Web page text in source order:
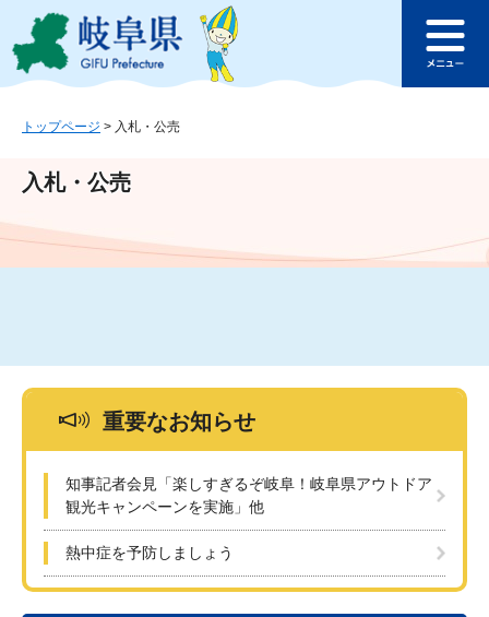
ジ
ュ
文
このページの本文へ
ュ
トップページ > 入札・公売
入札・公売
重要なお知らせ
知事記者会見「楽しすぎるぞ岐阜！岐阜県アウトドア
観光キャンペーンを実施」他
熱中症を予防しましょう